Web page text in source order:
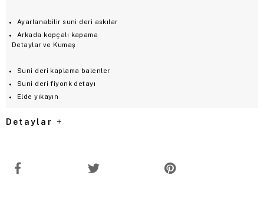
Ayarlanabilir suni deri askılar
Arkada kopçalı kapama
Detaylar ve Kumaş
Suni deri kaplama balenler
Suni deri fiyonk detayı
Elde yıkayın
Detaylar